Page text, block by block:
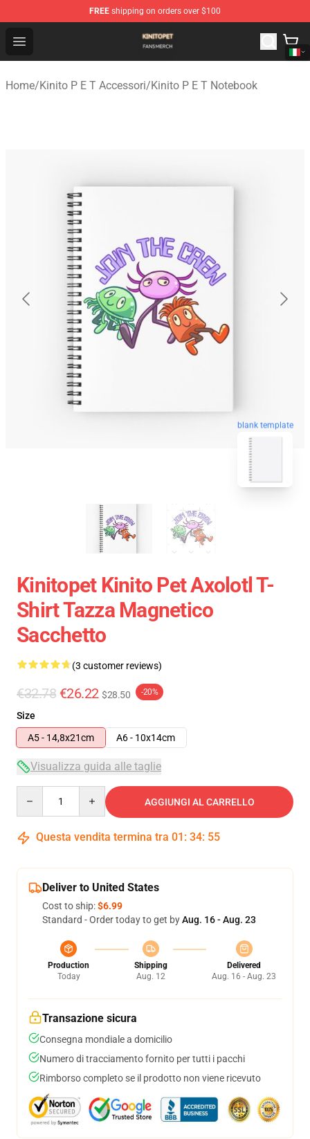
FREE shipping on orders over $100
Open menu
Kinito P E T Shop - Official Kinito P E T Merchandise
Home/Kinito P E T Accessori/Kinito P E T Notebook
blank template
Kinitopet Kinito Pet Axolotl T-
Shirt Tazza Magnetico
Sacchetto
(3 customer reviews)
€32.78 €26.22 $28.50 -20%
Size
A5 - 14,8x21cm
A6 - 10x14cm
Visualizza guida alle taglie
AGGIUNGI AL CARRELLO
Questa vendita termina tra 01 : 34: 54
Deliver to United States
Cost to ship:$6.99
Standard - Order today to get byAug. 16 - Aug. 23
Production
Today
Shipping
Aug. 12
Delivered
Aug. 16 - Aug. 23
Transazione sicura
Consegna mondiale a domicilio
Numero di tracciamento fornito per tutti i pacchi
Rimborso completo se il prodotto non viene ricevuto